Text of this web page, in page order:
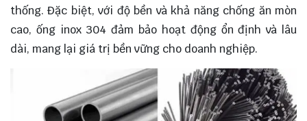
thống. Đặc biệt, với độ bền và khả năng chống ăn mòn
cao, ống inox 304 đảm bảo hoạt động ổn định và lâu
dài, mang lại giá trị bền vững cho doanh nghiệp.